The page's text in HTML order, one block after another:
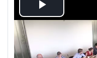
Play